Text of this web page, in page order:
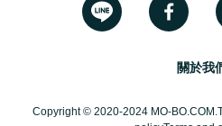
關於我
Copyright © 2020-2024 MO-